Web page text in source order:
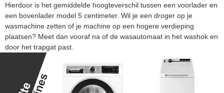
Hierdoor is het gemiddelde hoogteverschil tussen een voorlader en
een bovenlader model 5 centimeter. Wil je een droger op je
wasmachine zetten of je machine op een hogere verdieping
plaatsen? Meet dan vooraf na of de wasautomaat in het washok en
door het trapgat past.